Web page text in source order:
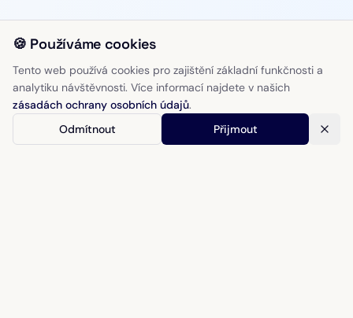
🍪 Používáme cookies
Tento web používá cookies pro zajištění základní funkčnosti a
analytiku návštěvnosti. Více informací najdete v našich
zásadách ochrany osobních údajů.
Odmítnout
Přijmout